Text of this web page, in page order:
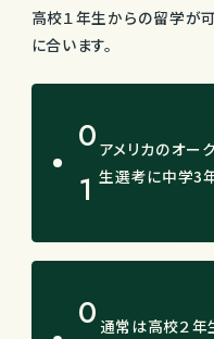
高校１年生からの留学が
に合います。
0
1
アメリカのオー
生選考に中学3
0 通常は高校２年